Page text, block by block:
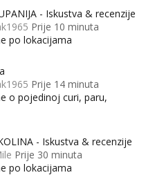
- Iskustva & recenzije
Prije 10 minuta
po lokacijama
Prije 14 minuta
o pojedinoj curi, paru,
- Iskustva & recenzije
Prije 30 minuta
po lokacijama